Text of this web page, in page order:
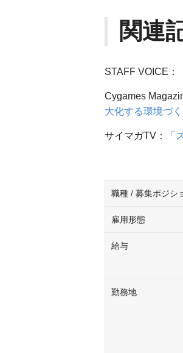
関連
STAFF VOICE：
Cygames
大化する環境づ
サイマガTV： 「
職種 / 募集ポジシ
雇用形態
給与
勤務地